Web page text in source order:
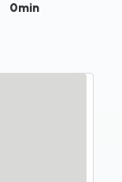
0min